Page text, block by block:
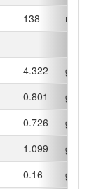
138
mg
4.322
g
0.801
g
0.726
g
1.099
g
0.16
g